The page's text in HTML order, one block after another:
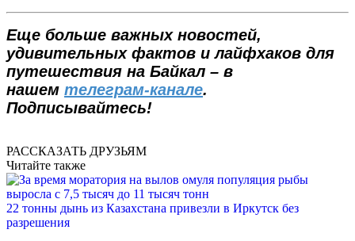
Еще больше важных новостей,
удивительных фактов и лайфхаков для
путешествия на Байкал – в
нашем телеграм-канале.
Подписывайтесь!
РАССКАЗАТЬ ДРУЗЬЯМ
Читайте также
22 тонны дынь из Казахстана привезли в Иркутск без
разрешения